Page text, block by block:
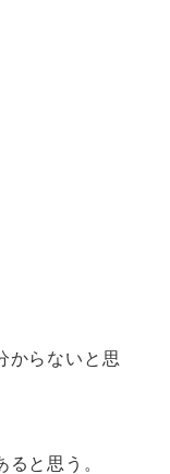
からないと思
と思う。